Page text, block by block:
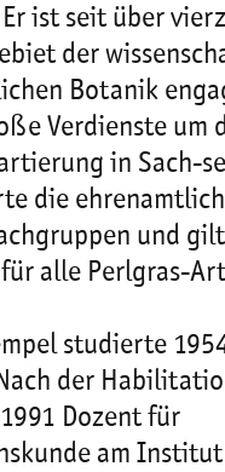
ist seit über
der
Botanik
Verdienste um
in Sach-
die
und
alle Perlgras-
studierte
der
Dozent für
am